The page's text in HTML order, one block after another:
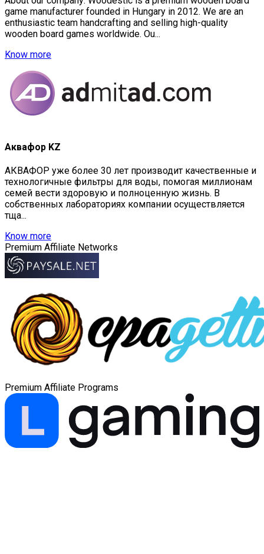
game manufacturer founded in Hungary in 2012. We are an
enthusiastic team handcrafting and selling high-quality
wooden board games worldwide. Ou...
Know more
Аквафор KZ
АКВАФОР уже более 30 лет производит качественные и
технологичные фильтры для воды, помогая миллионам
семей вести здоровую и полноценную жизнь. В
собственных лабораториях компании осуществляется
тща...
Know more
Premium Affiliate Networks
Premium Affiliate Programs